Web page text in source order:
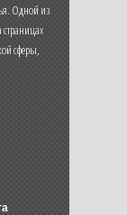
Одной из
страницах
сферы,